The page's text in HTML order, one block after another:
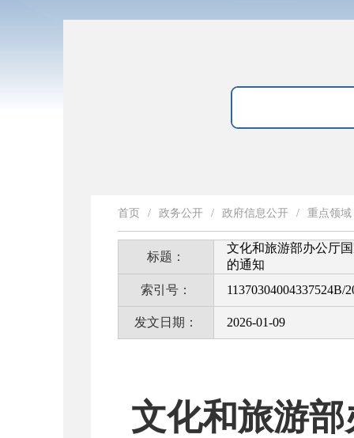
首页 / 政务公开 / 政府信息公开 / 重点领域
标题：
文化和旅游部办公厅
的通知
索引号：
11370304004337524B/
发文日期： 2026-01-09
文化和旅游